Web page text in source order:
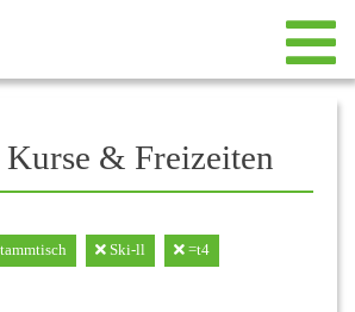
& Freizeiten
Ski-ll =t4